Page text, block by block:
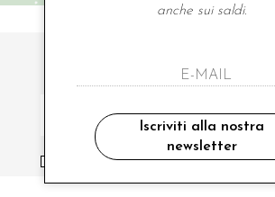
ISCRIVITI ALLA NOSTRA
ho letto ed accettato le condizioni sulla privacy.
anche sui saldi.
Iscriviti alla nostra
newsletter